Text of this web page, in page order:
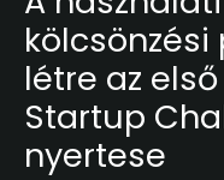
létre az
Startup
nyertese